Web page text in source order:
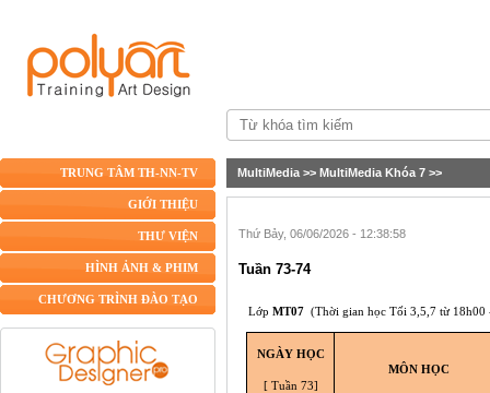
TRUNG TÂM TH-NN-TV
GIỚI THIỆU
THƯ VIỆN
HÌNH ẢNH & PHIM
CHƯƠNG TRÌNH ĐÀO TẠO
MultiMedia >> MultiMedia Khóa 7 >>
Thứ Bảy, 06/06/2026 - 12:38:58
Tuần 73-74
Lớp MT07 (Thời gian học Tối 3,5,7 từ 18h00
NGÀY HỌC
[ Tuần 73]
MÔN HỌC